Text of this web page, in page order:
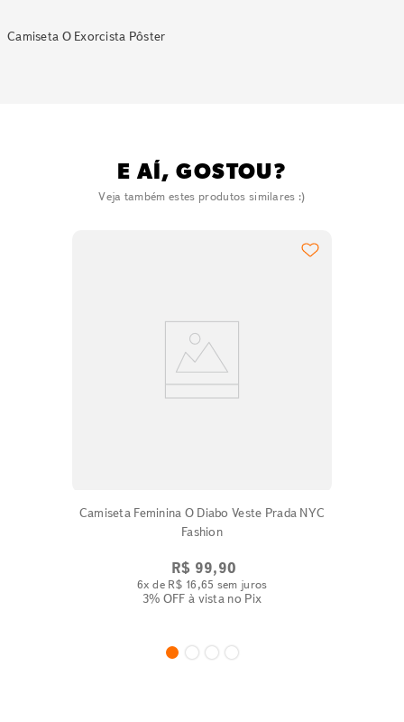
Camiseta O Exorcista Pôster
E AÍ, GOSTOU?
Veja também estes produtos similares :)
Camiseta Feminina O Diabo Veste Prada NYC
Fashion
R$ 99,90
6x de R$ 16 ,65 sem juros
3% OFF à vista no Pix